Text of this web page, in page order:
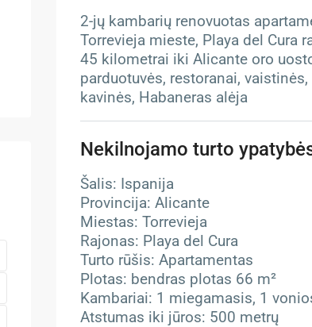
2-jų kambarių renovuotas
Torrevieja mieste, Playa del Cura
45 kilometrai iki Alicante oro
parduotuvės, restoranai,
kavinės, Habaneras alėja
Nekilnojamo turto
Šalis: Ispanija
Provincija: Alicante
Miestas: Torrevieja
Rajonas: Playa del Cura
Turto rūšis: Apartamentas
Plotas: bendras plotas 66 m²
Kambariai: 1 miegamasis, 1
Atstumas iki jūros: 500 metrų